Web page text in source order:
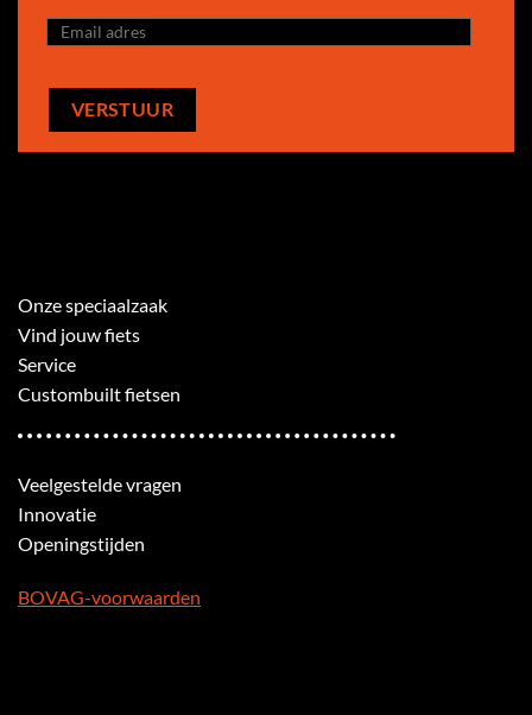
Onze speciaalzaak
Vind jouw fiets
Service
Custombuilt fietsen
Veelgestelde vragen
Innovatie
Openingstijden
BOVAG-voorwaarden